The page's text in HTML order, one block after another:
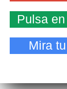
Pulsa
Mira